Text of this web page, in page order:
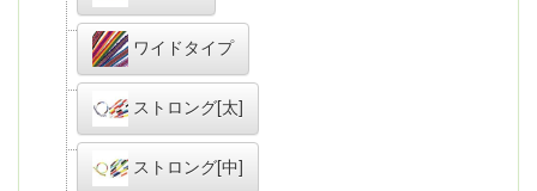
ワイドタイプ
ストロング[太]
ストロング[中]